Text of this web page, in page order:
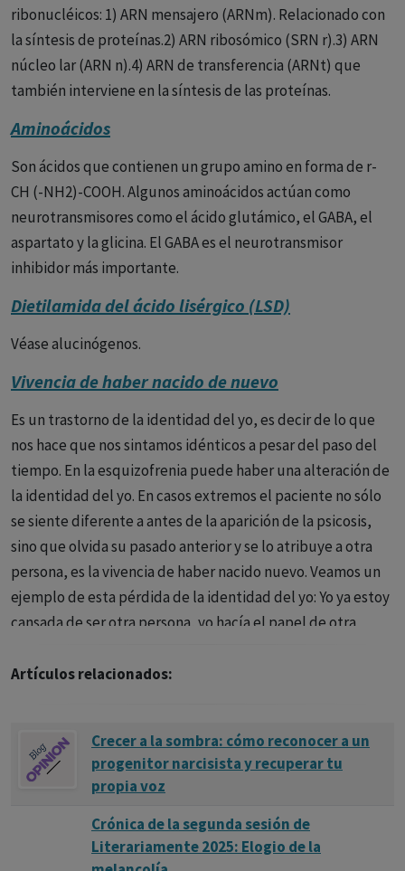
ribonucléicos: 1) ARN mensajero (ARNm). Relacionado con
la síntesis de proteínas.2) ARN ribosómico (SRN r).3) ARN
núcleo lar (ARN n).4) ARN de transferencia (ARNt) que
también interviene en la síntesis de las proteínas.
Aminoácidos
Son ácidos que contienen un grupo amino en forma de r-
CH (-NH2)-COOH. Algunos aminoácidos actúan como
neurotransmisores como el ácido glutámico, el GABA, el
aspartato y la glicina. El GABA es el neurotransmisor
inhibidor más importante.
Dietilamida del ácido lisérgico (LSD)
Véase alucinógenos.
Vivencia de haber nacido de nuevo
Es un trastorno de la identidad del yo, es decir de lo que
nos hace que nos sintamos idénticos a pesar del paso del
tiempo. En la esquizofrenia puede haber una alteración de
la identidad del yo. En casos extremos el paciente no sólo
se siente diferente a antes de la aparición de la psicosis,
sino que olvida su pasado anterior y se lo atribuye a otra
persona, es la vivencia de haber nacido nuevo. Veamos un
ejemplo de esta pérdida de la identidad del yo: Yo ya estoy
cansada de ser otra persona, yo hacía el papel de otra
mejor retraída en mi mismo; el no tener problemas me
cambiado algo, los ojos los tengo más tristes, es lo que
noto cambiado en mi cuerpo.
Artículos relacionados:
Crecer a la sombra: cómo reconocer a un
progenitor narcisista y recuperar tu
propia voz
Crónica de la segunda sesión de
Literariamente 2025: Elogio de la